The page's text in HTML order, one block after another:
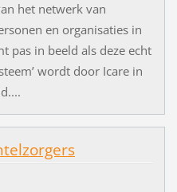
het netwerk van
en organisaties in
pas in beeld als deze echt
wordt door Icare in